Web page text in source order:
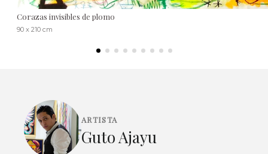
Corazas invisibles de plomo
90 x 210 cm
ARTISTA
Guto Ajayu